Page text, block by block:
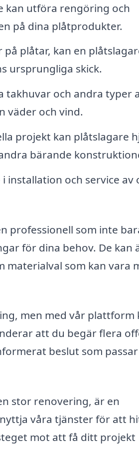
kan utföra rengöring och
på dina plåtprodukter.
på plåtar, kan en
ursprungliga skick.
takhuvar och andra typer
väder och vind.
projekt kan plåtslagare
bärande
installation och service av
professionell som inte
för dina behov. De kan
materialval som kan vara
men med vår plattform
att du begär flera
beslut som
stor renovering, är en
våra tjänster för att
mot att få ditt projekt